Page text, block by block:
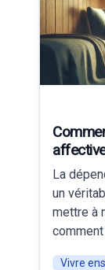
La
un
mettre à
Vivre